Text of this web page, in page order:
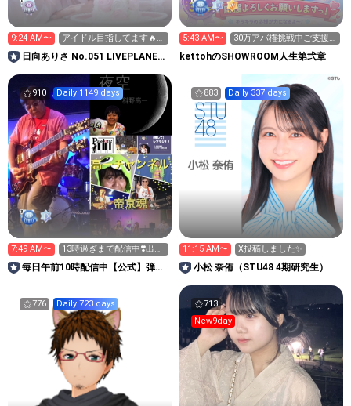
9:24 AM〜
アイドル目指してます🔥
❤️‍🔥準備配信
日向ありさ No.051 LIVEPLANET
5:43 AM〜
30万アバ権挑戦中ご支援
お願い致します(>人<;)
kettohのSHOWROOM人生第弐章
910 Daily 1149 days
7:49 AM〜
13時過ぎまで配信中❣️出入
自由🗽
毎日午前10時配信中【公式】弾き
883 Daily 337 days
11:15 AM〜 X投稿しました✨️
小松 奈侑（STU48 4期研究生）
776 Daily 723 days
713
New9day